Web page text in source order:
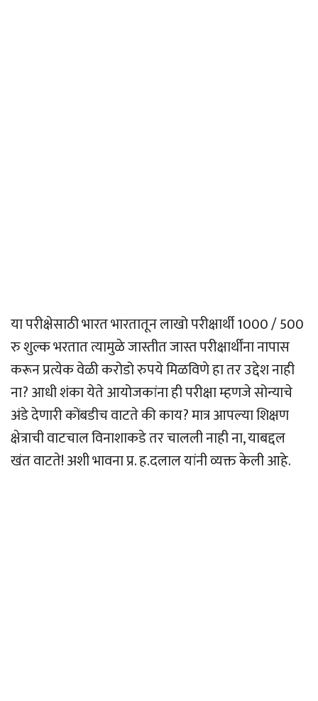
या परीक्षेसाठी भारत भारतातून लाखो परीक्षार्थी 1000 / 500
रु शुल्क भरतात त्यामुळे जास्तीत जास्त परीक्षार्थींना नापास
करून प्रत्येक वेळी करोडो रुपये मिळविणे हा तर उद्देश नाही
ना? आधी शंका येते आयोजकांना ही परीक्षा म्हणजे सोन्याचे
अंडे देणारी कोंबडीच वाटते की काय? मात्र आपल्या शिक्षण
क्षेत्राची वाटचाल विनाशाकडे तर चालली नाही ना, याबद्दल
खंत वाटते! अशी भावना प्र. ह.दलाल यांनी व्यक्त केली आहे.